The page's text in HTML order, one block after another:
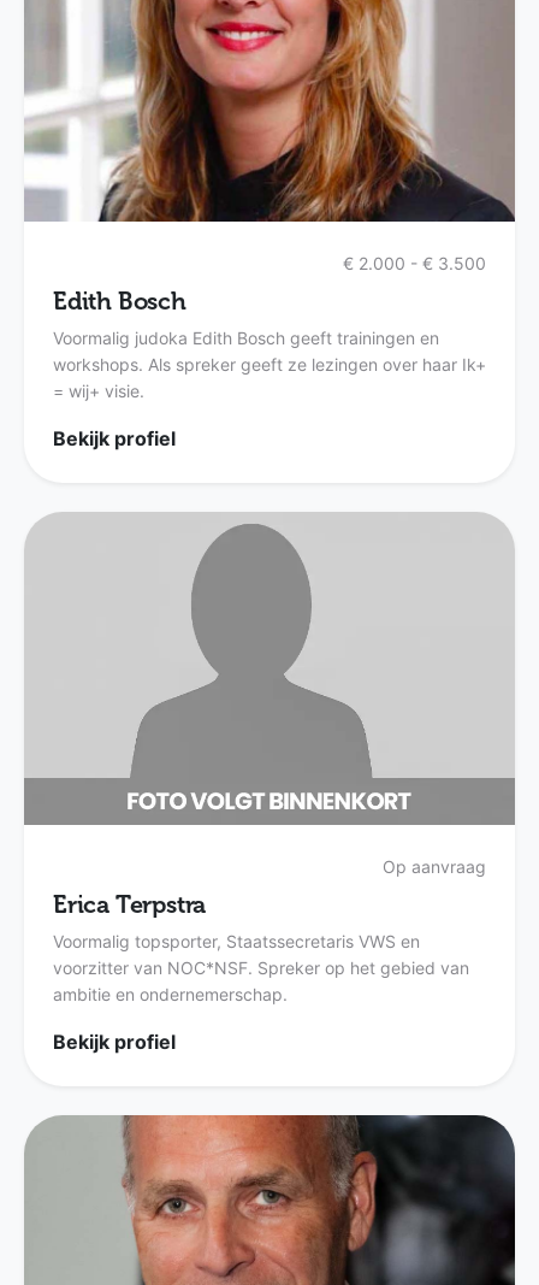
€ 2.000 - € 3.500
Edith Bosch
Voormalig judoka Edith Bosch geeft trainingen en
workshops. Als spreker geeft ze lezingen over haar Ik+
= wij+ visie.
Bekijk profiel
Op aanvraag
Erica Terpstra
Voormalig topsporter, Staatssecretaris VWS en
voorzitter van NOC*NSF. Spreker op het gebied van
ambitie en ondernemerschap.
Bekijk profiel